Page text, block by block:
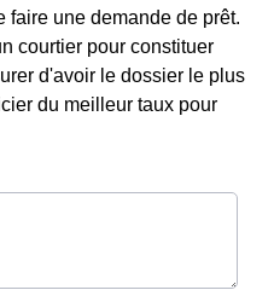
faire une demande de prêt.
courtier pour constituer
d'avoir le dossier le plus
du meilleur taux pour